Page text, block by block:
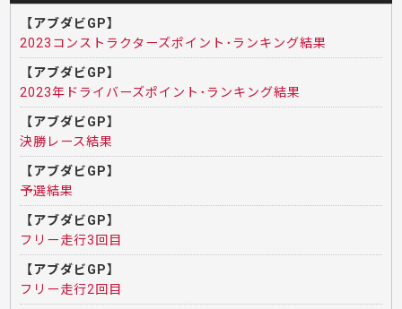
【アブダビGP】
2023コンストラクターズポイント･ランキング結果
【アブダビGP】
2023年ドライバーズポイント･ランキング結果
【アブダビGP】
決勝レース結果
【アブダビGP】
予選結果
【アブダビGP】
フリー走行3回目
【アブダビGP】
フリー走行2回目